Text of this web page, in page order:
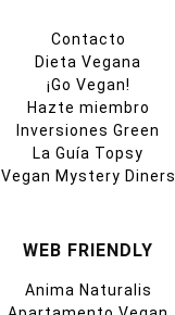
Contacto
Dieta Vegana
¡Go Vegan!
Hazte miembro
Inversiones Green
La Guía Topsy
Vegan Mystery Diners
WEB FRIENDLY
Anima Naturalis